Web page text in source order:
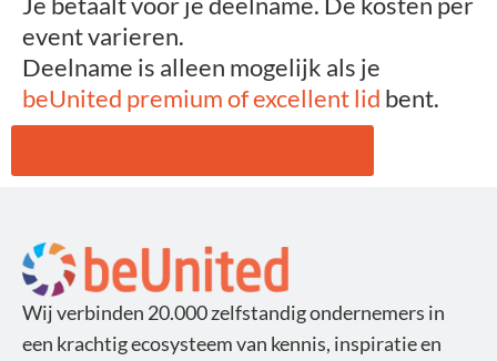
event varieren.
Deelname is alleen mogelijk als je
beUnited premium of excellent lid bent.
Wij verbinden 20.000 zelfstandig ondernemers in
een krachtig ecosysteem van kennis, inspiratie en